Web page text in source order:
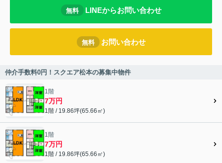
無料 LINEからお問い合わせ
無料 お問い合わせ
仲介手数料0円！スクエア松本の募集中物件
1階
7万円
1階 / 19.86坪(65.66㎡)
1階
7万円
1階 / 19.86坪(65.66㎡)